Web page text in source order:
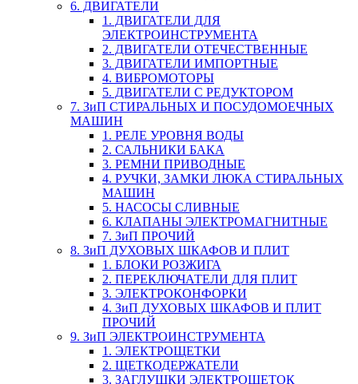
6. ДВИГАТЕЛИ
1. ДВИГАТЕЛИ ДЛЯ
ЭЛЕКТРОИНСТРУМЕНТА
2. ДВИГАТЕЛИ ОТЕЧЕСТВЕННЫЕ
3. ДВИГАТЕЛИ ИМПОРТНЫЕ
4. ВИБРОМОТОРЫ
5. ДВИГАТЕЛИ С РЕДУКТОРОМ
7. ЗиП СТИРАЛЬНЫХ И ПОСУДОМОЕЧНЫХ
МАШИН
1. РЕЛЕ УРОВНЯ ВОДЫ
2. САЛЬНИКИ БАКА
3. РЕМНИ ПРИВОДНЫЕ
4. РУЧКИ, ЗАМКИ ЛЮКА СТИРАЛЬНЫХ
МАШИН
5. НАСОСЫ СЛИВНЫЕ
6. КЛАПАНЫ ЭЛЕКТРОМАГНИТНЫЕ
7. ЗиП ПРОЧИЙ
8. ЗиП ДУХОВЫХ ШКАФОВ И ПЛИТ
1. БЛОКИ РОЗЖИГА
2. ПЕРЕКЛЮЧАТЕЛИ ДЛЯ ПЛИТ
3. ЭЛЕКТРОКОНФОРКИ
4. ЗиП ДУХОВЫХ ШКАФОВ И ПЛИТ
ПРОЧИЙ
9. ЗиП ЭЛЕКТРОИНСТРУМЕНТА
1. ЭЛЕКТРОЩЕТКИ
2. ЩЕТКОДЕРЖАТЕЛИ
3. ЗАГЛУШКИ ЭЛЕКТРОЩЕТОК